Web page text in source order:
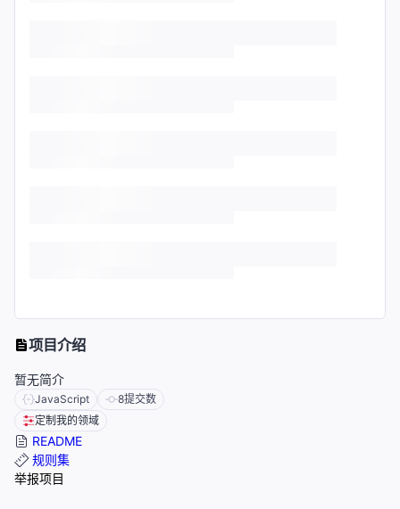
项目介绍
暂无简介
JavaScript 8提交数
定制我的领域
README
规则集
举报项目